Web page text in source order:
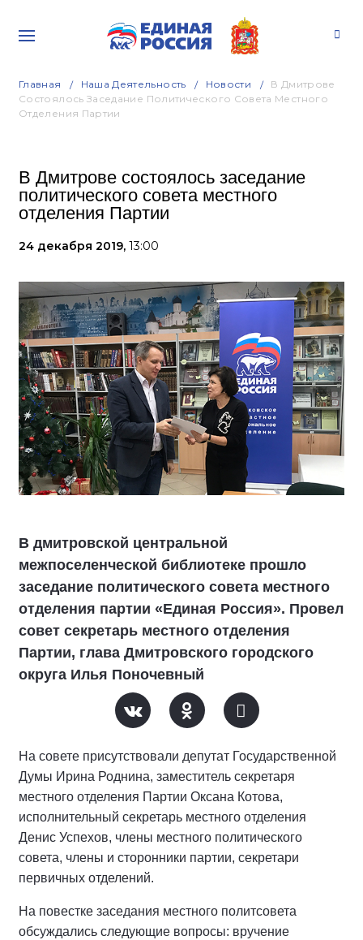
Главная Наша Деятельность Новости
В Дмитрове
Состоялось Заседание Политического Совета Местного
Отделения Партии
В Дмитрове состоялось заседание
политического совета местного
отделения Партии
24 декабря 2019, 13:00
В дмитровской центральной
межпоселенческой библиотеке прошло
заседание политического совета местного
отделения партии «Единая Россия». Провел
совет секретарь местного отделения
Партии, глава Дмитровского городского
округа Илья Поночевный
На совете присутствовали депутат Государственной
Думы Ирина Роднина, заместитель секретаря
местного отделения Партии Оксана Котова,
исполнительный секретарь местного отделения
Денис Успехов, члены местного политического
совета, члены и сторонники партии, секретари
первичных отделений.
На повестке заседания местного политсовета
обсуждались следующие вопросы: вручение